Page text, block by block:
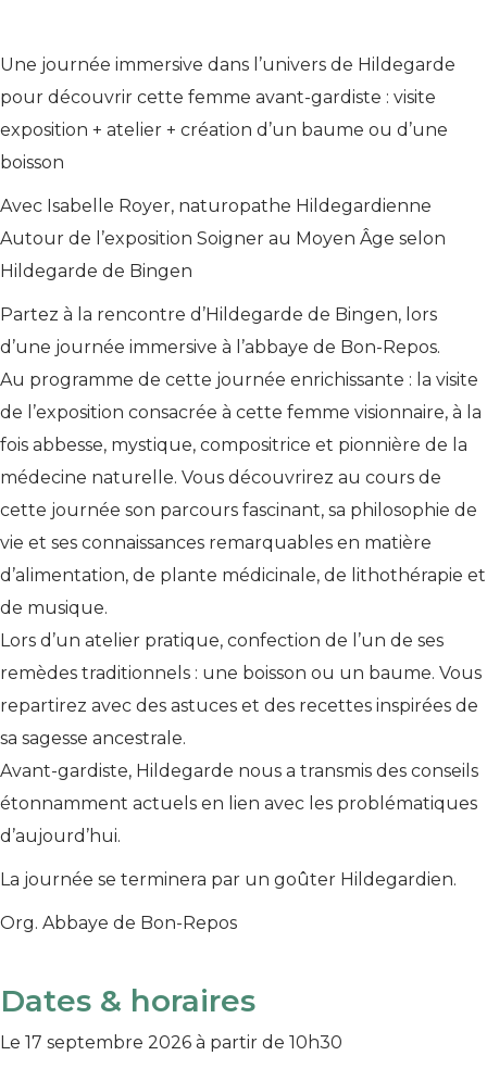
Une journée immersive dans l’univers de Hildegarde
pour découvrir cette femme avant-gardiste : visite
exposition + atelier + création d’un baume ou d’une
boisson
Avec Isabelle Royer, naturopathe Hildegardienne
Autour de l’exposition Soigner au Moyen Âge selon
Hildegarde de Bingen
Partez à la rencontre d’Hildegarde de Bingen, lors
d’une journée immersive à l’abbaye de Bon-Repos.
Au programme de cette journée enrichissante : la visite
de l’exposition consacrée à cette femme visionnaire, à la
fois abbesse, mystique, compositrice et pionnière de la
médecine naturelle. Vous découvrirez au cours de
cette journée son parcours fascinant, sa philosophie de
vie et ses connaissances remarquables en matière
d’alimentation, de plante médicinale, de lithothérapie et
de musique.
Lors d’un atelier pratique, confection de l’un de ses
remèdes traditionnels : une boisson ou un baume. Vous
repartirez avec des astuces et des recettes inspirées de
sa sagesse ancestrale.
Avant-gardiste, Hildegarde nous a transmis des conseils
étonnamment actuels en lien avec les problématiques
d’aujourd’hui.
La journée se terminera par un goûter Hildegardien.
Org. Abbaye de Bon-Repos
Dates & horaires
Le 17 septembre 2026 à partir de 10h30